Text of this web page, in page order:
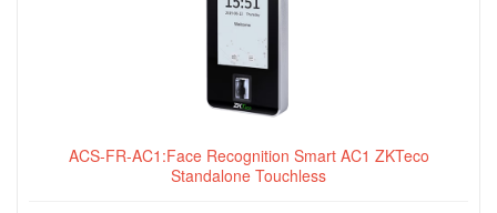
ACS-FR-AC1:Face Recognition Smart AC1 ZKTeco
Standalone Touchless